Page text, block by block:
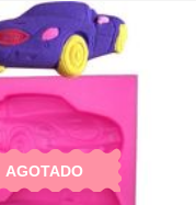
AGOTADO